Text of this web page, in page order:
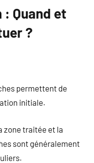
Quand et
?
permettent de
initiale.
zone traitée et la
sont généralement